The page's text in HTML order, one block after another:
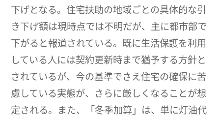
下げとなる。住宅扶助の地域ごとの具体的な引
き下げ額は現時点では不明だが、主に都市部で
下がると報道されている。既に生活保護を利用
している人には契約更新時まで猶予する方針と
されているが、今の基準でさえ住宅の確保に苦
慮している実態が、さらに厳しくなることが想
定される。また、「冬季加算」は、単に灯油代